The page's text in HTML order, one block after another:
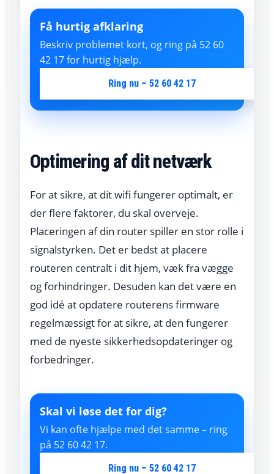
Få hurtig afklaring
Beskriv problemet kort, og ring på 52 60
42 17 for hurtig hjælp.
Ring nu – 52 60 42 17
Optimering af dit netværk
For at sikre, at dit wifi fungerer optimalt, er
der flere faktorer, du skal overveje.
Placeringen af din router spiller en stor rolle i
signalstyrken. Det er bedst at placere
routeren centralt i dit hjem, væk fra vægge
og forhindringer. Desuden kan det være en
god idé at opdatere routerens firmware
regelmæssigt for at sikre, at den fungerer
med de nyeste sikkerhedsopdateringer og
forbedringer.
Skal vi løse det for dig?
Vi kan ofte hjælpe med det samme – ring
på 52 60 42 17.
Ring nu – 52 60 42 17